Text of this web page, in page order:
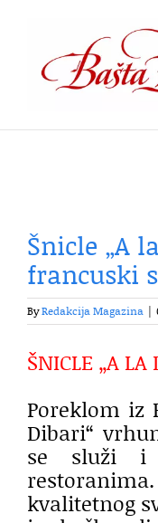
content
Šnicle „A
francuski
ByRedakcija Magazina
ŠNICLE „A LA
Poreklom iz
Dibari“
se služi i
kvalitetnog